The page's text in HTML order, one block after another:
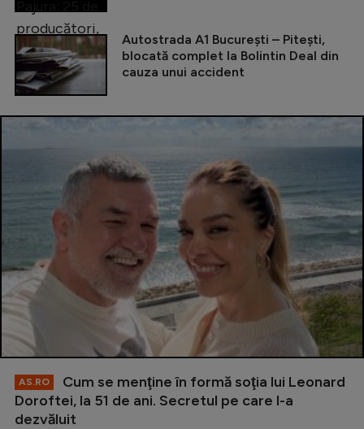
Autostrada A1 București – Pitești,
blocată complet la Bolintin Deal din
cauza unui accident
AS.RO
Cum se menţine în formă soţia lui Leonard
Doroftei, la 51 de ani. Secretul pe care l-a
dezvăluit